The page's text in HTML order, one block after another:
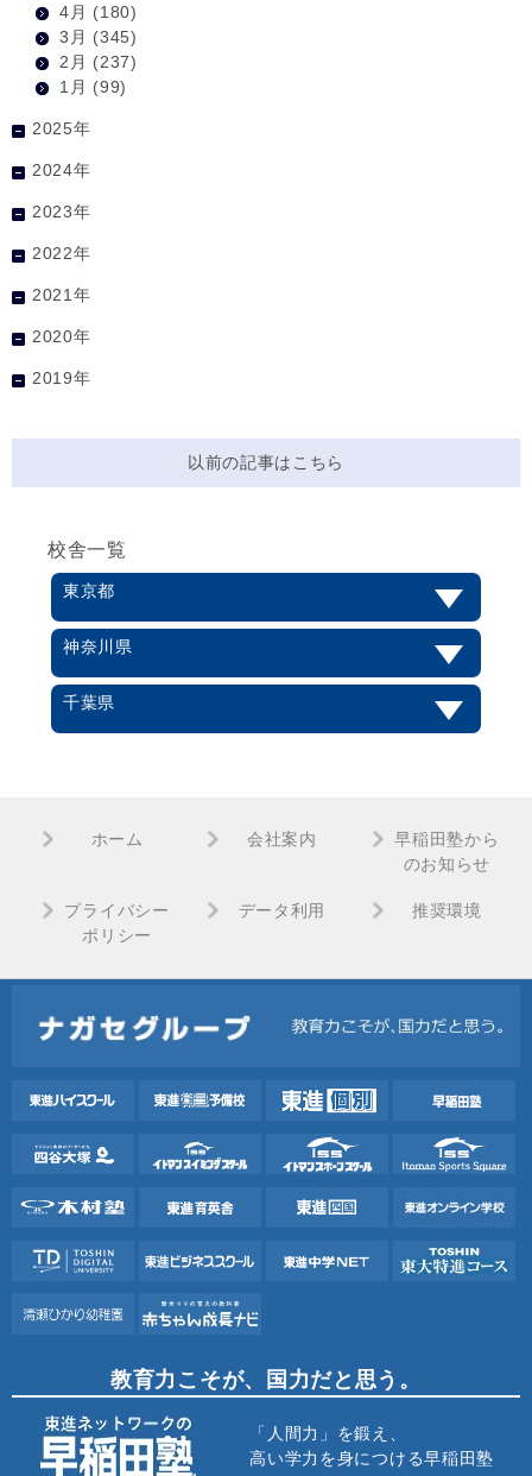
4月 (180)
3月 (345)
2月 (237)
1月 (99)
2025年
2024年
2023年
2022年
2021年
2020年
2019年
以前の記事はこちら
校舎一覧
東京都
神奈川県
千葉県
ホーム 会社案内
早稲田塾から
のお知らせ
プライバシー
ポリシー
データ利用 推奨環境
教育力こそが、国力だと思う。
「人間力」を鍛え、
高い学力を身につける早稲田塾